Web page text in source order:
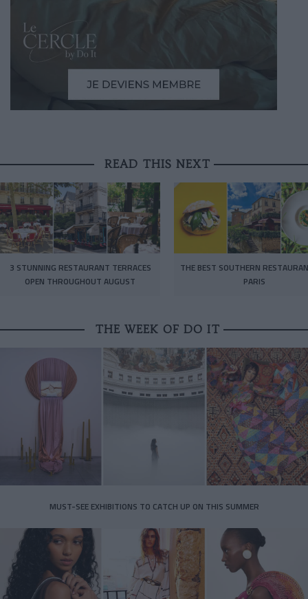
READ THIS NEXT
3 STUNNING RESTAURANT TERRACES
OPEN THROUGHOUT AUGUST
THE BEST SOUTHERN
PARIS
THE WEEK OF DO IT
MUST-SEE EXHIBITIONS TO CATCH UP ON THIS SUMMER